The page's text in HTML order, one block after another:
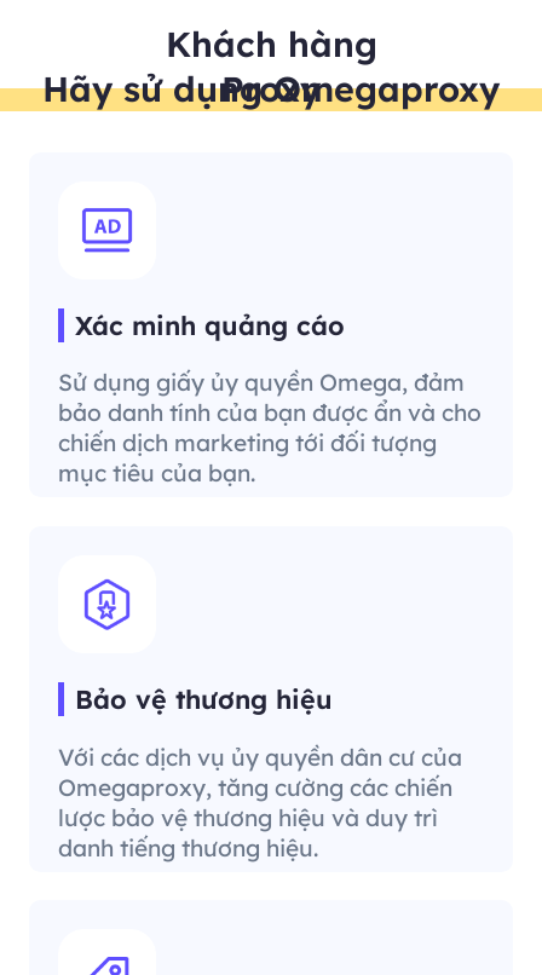
Khách hàng
Hãy sử dụng Omegaproxy Proxy
Xác minh quảng cáo
Sử dụng giấy ủy quyền Omega, đảm
bảo danh tính của bạn được ẩn và cho
chiến dịch marketing tới đối tượng
mục tiêu của bạn.
Bảo vệ thương hiệu
Với các dịch vụ ủy quyền dân cư của
Omegaproxy, tăng cường các chiến
lược bảo vệ thương hiệu và duy trì
danh tiếng thương hiệu.